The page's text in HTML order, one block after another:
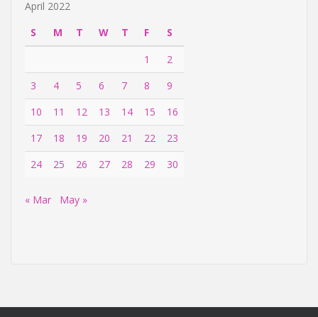
April 2022
S
M T W T F
S
1
2
3
4 5 6 7 8
9
10
11 12 13 14 15
16
17
18 19 20 21 22
23
24
25 26 27 28 29 30
« Mar May »